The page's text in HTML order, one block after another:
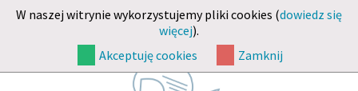
W naszej witrynie wykorzystujemy pliki cookies (dowiedz się
więcej).
Akceptuję cookies
Zamknij